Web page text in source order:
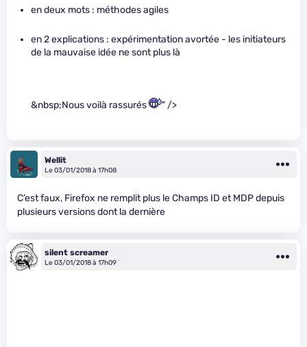
en deux mots : méthodes agiles
en 2 explications : expérimentation avortée - les initiateurs
de la mauvaise idée ne sont plus là
&nbsp;Nous voilà rassurés " />
Wellit
Le 03/01/2018 à 17h08
C’est faux, Firefox ne remplit plus le Champs ID et MDP depuis
plusieurs versions dont la dernière
silent screamer
Le 03/01/2018 à 17h09